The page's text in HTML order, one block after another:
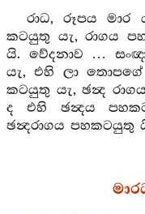
රාධ, රූපය මාර
කටයුතු යැ, රාගය
යි. වේදනාව …
යැ, එහි ලා
කටයුතු යැ, ඡන්‍ද
ද එහි ඡන්‍දය
ඡන්‍දරාගය පහකටයුතු